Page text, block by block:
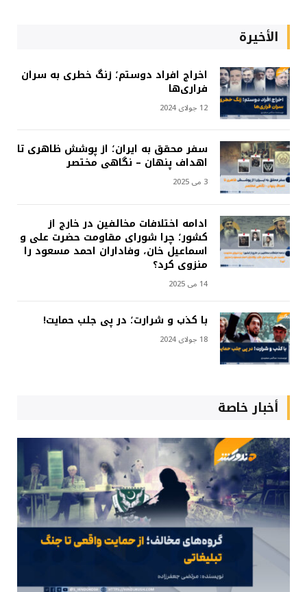
الأخيرة
اخراج افراد دوستم؛ زنگ خطری به سران
فراری‌ها
12 جولای 2024
سفر محقق به ایران؛ از پوشش ظاهری تا
اهداف پنهان – نگاهی مختصر
3 می 2025
ادامه اختلافات مخالفین در خارج از
کشور؛ چرا شورای مقاومت حضرت علی و
اسماعیل خان، وفاداران احمد مسعود را
منزوی کرد؟
14 می 2025
با کذب و شرارت؛ در پی جلب حمایت!
18 جولای 2024
أخبار خاصة